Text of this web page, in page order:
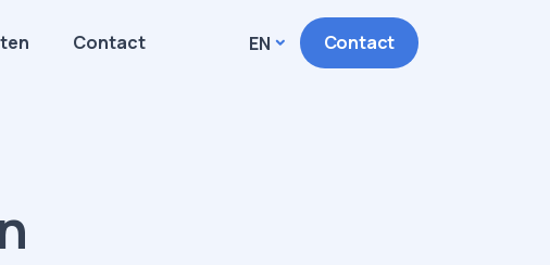
Contact EN Contact